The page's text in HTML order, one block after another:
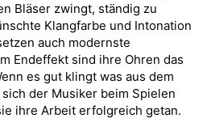
Bläser zwingt, ständig zu
Klangfarbe und Intonation
auch modernste
Endeffekt sind ihre Ohren das
es gut klingt was aus dem
der Musiker beim Spielen
ihre Arbeit erfolgreich getan.